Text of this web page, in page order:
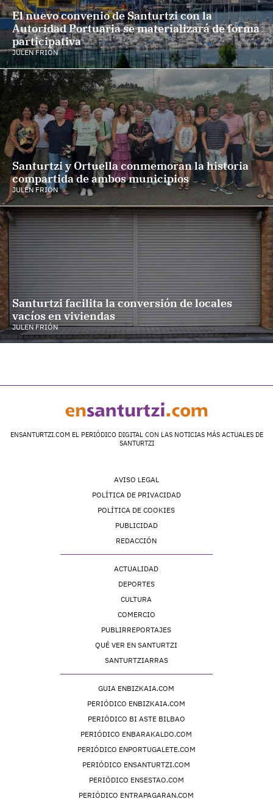
El nuevo convenio de Santurtzi con la
Autoridad Portuaria se materializará de forma
participativa
JULEN FRIÓN
Santurtzi y Ortuella conmemoran la historia
compartida de ambos municipios
JULEN FRIÓN
Santurtzi facilita la conversión de locales
vacíos en viviendas
JULEN FRIÓN
ENSANTURTZI.COM EL PERIÓDICO DIGITAL CON LAS NOTICIAS MÁS ACTUALES DE
SANTURTZI
AVISO LEGAL
POLÍTICA DE PRIVACIDAD
POLÍTICA DE COOKIES
PUBLICIDAD
REDACCIÓN
ACTUALIDAD
DEPORTES
CULTURA
COMERCIO
PUBLIRREPORTAJES
QUÉ VER EN SANTURTZI
SANTURTZIARRAS
GUIA ENBIZKAIA.COM
PERIÓDICO ENBIZKAIA.COM
PERIÓDICO BI ASTE BILBAO
PERIÓDICO ENBARAKALDO.COM
PERIÓDICO ENPORTUGALETE.COM
PERIÓDICO ENSANTURTZI.COM
PERIÓDICO ENSESTAO.COM
PERIÓDICO ENTRAPAGARAN.COM